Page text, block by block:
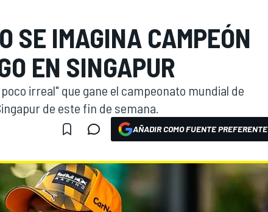
SE IMAGINA CAMPEÓN
EN SINGAPUR
irreal" que gane el campeonato mundial de
de este fin de semana.
AÑADIR COMO FUENTE PREFERENTE